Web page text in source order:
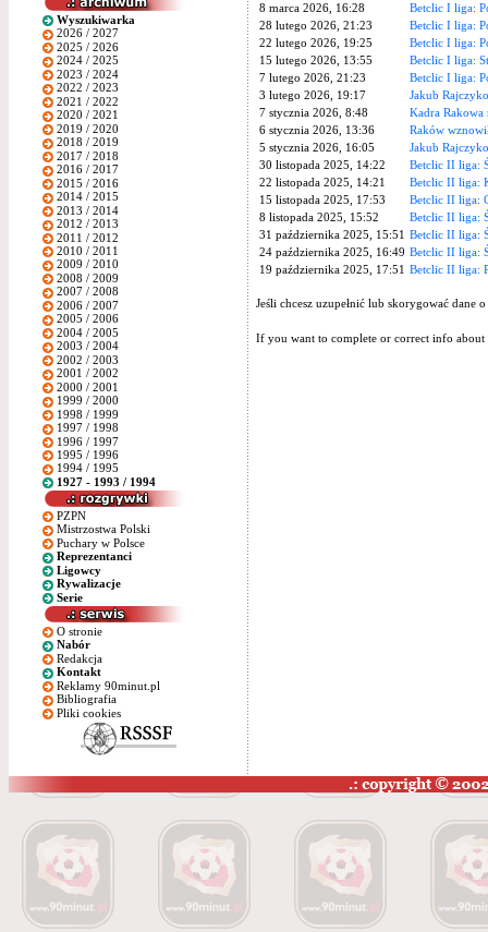
Wyszukiwarka
2026 / 2027
2025 / 2026
2024 / 2025
2023 / 2024
2022 / 2023
2021 / 2022
2020 / 2021
2019 / 2020
2018 / 2019
2017 / 2018
2016 / 2017
2015 / 2016
2014 / 2015
2013 / 2014
2012 / 2013
2011 / 2012
2010 / 2011
2009 / 2010
2008 / 2009
2007 / 2008
2006 / 2007
2005 / 2006
2004 / 2005
2003 / 2004
2002 / 2003
2001 / 2002
2000 / 2001
1999 / 2000
1998 / 1999
1997 / 1998
1996 / 1997
1995 / 1996
1994 / 1995
1927 - 1993 / 1994
PZPN
Mistrzostwa Polski
Puchary w Polsce
Reprezentanci
Ligowcy
Rywalizacje
Serie
O stronie
Nabór
Redakcja
Kontakt
Reklamy 90minut.pl
Bibliografia
Pliki cookies
8 marca 2026, 16:28
Betclic I liga:
28 lutego 2026, 21:23
Betclic I liga:
22 lutego 2026, 19:25
Betclic I liga:
15 lutego 2026, 13:55
Betclic I liga:
7 lutego 2026, 21:23
Betclic I liga:
3 lutego 2026, 19:17
Jakub
7 stycznia 2026, 8:48
Kadra
6 stycznia 2026, 13:36
Raków
5 stycznia 2026, 16:05
Jakub
30 listopada 2025, 14:22
Betclic II liga:
22 listopada 2025, 14:21
Betclic II liga:
15 listopada 2025, 17:53
Betclic II liga:
8 listopada 2025, 15:52
Betclic II liga:
31 października 2025, 15:51 Betclic II liga:
24 października 2025, 16:49 Betclic II liga:
19 października 2025, 17:51 Betclic II liga:
Jeśli chcesz uzupełnić lub skorygować
If you want to complete or correct info